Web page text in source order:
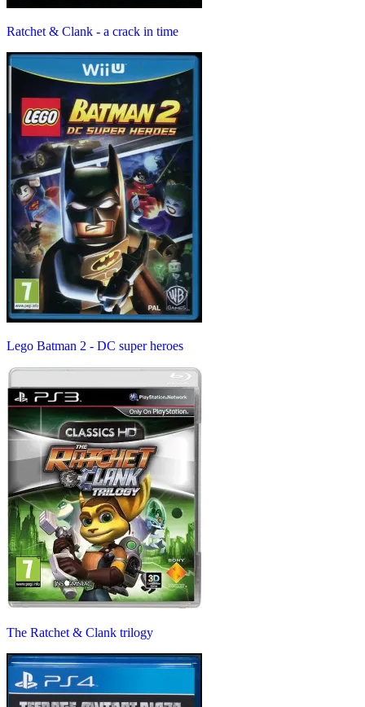
Ratchet & Clank - a crack in time
Lego Batman 2 - DC super heroes
The Ratchet & Clank trilogy